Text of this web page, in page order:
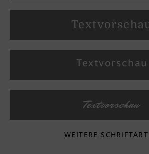
Textvorschau
Textvorschau
WEITERE